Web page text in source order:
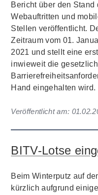
Bericht über den
Webauftritten und
Stellen veröffentlicht.
Zeitraum vom 01.
2021 und stellt eine
inwieweit die
Hand eingehalten wird.
Veröffentlicht am:
BITV-Lotse
Beim Winterputz auf
kürzlich aufgrund